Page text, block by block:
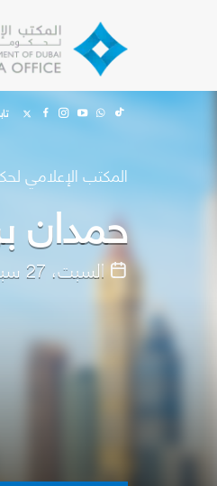
المكتب الإعلامي
حمدان
السبت، 27 سبتمبر 2025 12:59 م